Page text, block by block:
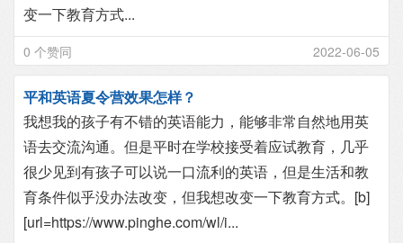
变一下教育方式...
0 个赞同 2022-06-05
平和英语夏令营效果怎样？
我想我的孩子有不错的英语能力，能够非常自然地用英
语去交流沟通。但是平时在学校接受着应试教育，几乎
很少见到有孩子可以说一口流利的英语，但是生活和教
育条件似乎没办法改变，但我想改变一下教育方式。[b]
[url=https://www.pinghe.com/wl/i...